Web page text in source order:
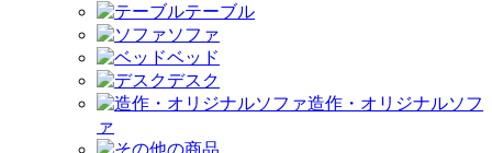
テーブル
ソファ
ベッド
デスク
造作・オリジナルソフ
ァ